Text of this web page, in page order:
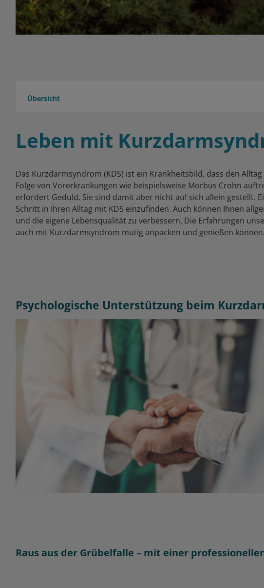
Übersicht
Geschichten aus dem Leben
Leben mit
Das Kurzdarmsyndrom (KDS) ist ein Krankheitsbild, dass den
Folge von Vorerkrankungen wie beispielsweise Morbus Crohn
erfordert Geduld. Sie sind damit aber nicht auf sich allein gestellt.
Schritt in Ihren Alltag mit KDS einzufinden. Auch können Ihnen
und die eigene Lebensqualität zu verbessern. Die Erfahrungen
auch mit Kurzdarmsyndrom mutig anpacken und genießen können.
Psychologische Unterstützung beim
Raus aus der Grübelfalle – mit einer